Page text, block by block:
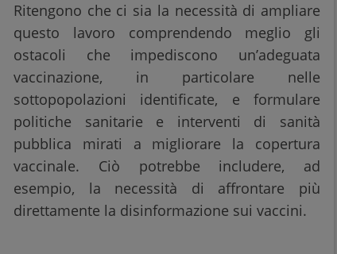
Ritengono che ci sia la necessità di ampliare
questo lavoro comprendendo meglio gli
ostacoli che impediscono un’adeguata
vaccinazione, in particolare nelle
sottopopolazioni identificate, e formulare
politiche sanitarie e interventi di sanità
pubblica mirati a migliorare la copertura
vaccinale. Ciò potrebbe includere, ad
esempio, la necessità di affrontare più
direttamente la disinformazione sui vaccini.